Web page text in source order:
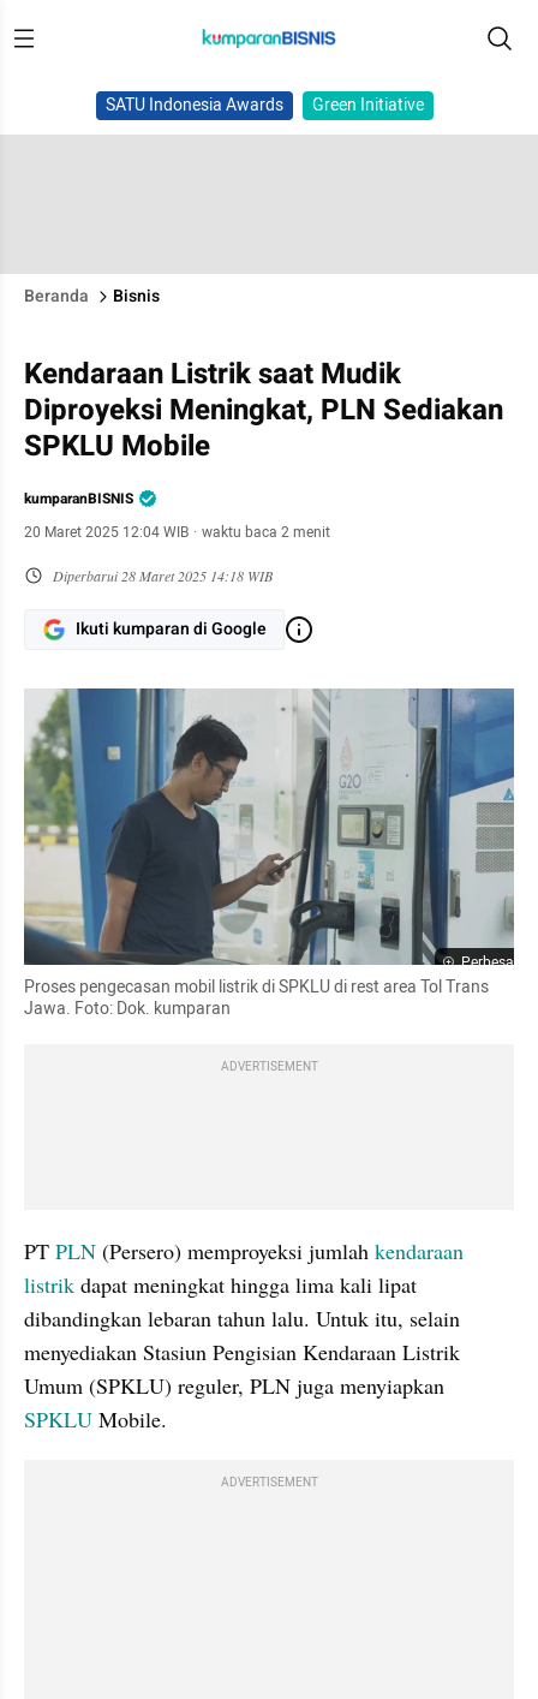
SATU Indonesia Awards Green Initiative
Beranda Bisnis
Kendaraan Listrik saat Mudik
Diproyeksi Meningkat, PLN Sediakan
SPKLU Mobile
kumparanBISNIS
20 Maret 2025 12:04 WIB · waktu baca 2 menit
Diperbarui28 Maret 2025 14:18 WIB
Ikuti kumparan di Google
Perbesar
Proses pengecasan mobil listrik di SPKLU di rest area Tol Trans
Jawa. Foto: Dok. kumparan
ADVERTISEMENT
PT PLN (Persero) memproyeksi jumlah kendaraan
listrik dapat meningkat hingga lima kali lipat
dibandingkan lebaran tahun lalu. Untuk itu, selain
menyediakan Stasiun Pengisian Kendaraan Listrik
SPKLU Mobile.
ADVERTISEMENT